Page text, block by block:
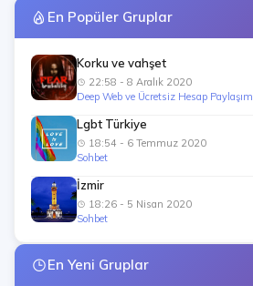
En Popüler Gruplar
Korku ve vahşet
22:58 - 8 Aralık 2020
Deep Web ve Ücretsiz Hesap Paylaşım
Lgbt Türkiye
18:54 - 6 Temmuz 2020
Sohbet
İzmir
18:26 - 5 Nisan 2020
Sohbet
En Yeni Gruplar